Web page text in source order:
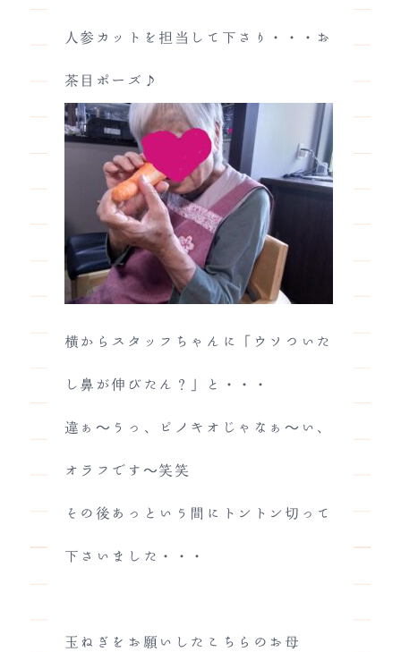
人参カットを担当して下さり・・・お
茶目ポーズ♪
横からスタッフちゃんに「ウソついた
し鼻が伸びたん？」と・・・
違ぁ～うっ、ピノキオじゃなぁ～い、
オラフです～笑笑
その後あっという間にトントン切って
下さいました・・・
玉ねぎをお願いしたこちらのお母